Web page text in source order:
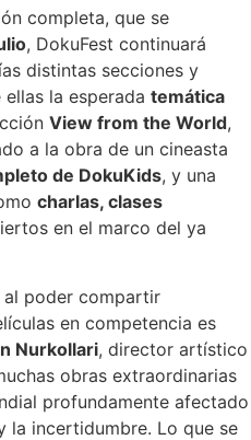
completa, que se
, DokuFest continuará
distintas secciones y
la esperada temática
View from the World,
a la obra de un cineasta
de DokuKids, y una
charlas, clases
en el marco del ya
al poder compartir
en competencia es
Nurkollari, director artístico
obras extraordinarias
profundamente afectado
la incertidumbre. Lo que se